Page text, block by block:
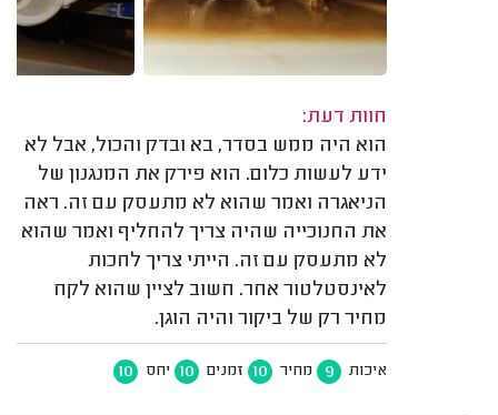
חוות דעת:
הוא היה ממש בסדר, בא ובדק והכול, אבל לא
ידע לעשות כלום. הוא פירק את המנגנון של
הניאגרה ואמר שהוא לא מתעסק עם זה. ראה
את החנוכייה שהיה צריך להחליף ואמר שהוא
לא מתעסק עם זה. הייתי צריך לחכות
לאינסטלטור אחר. חשוב לציין שהוא לקח
מחיר רק של ביקור והיה הוגן.
איכות 9 מחיר 10 זמנים 10 יחס 10